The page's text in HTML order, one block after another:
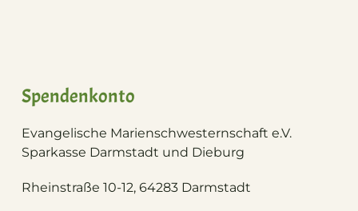
Spendenkonto
Evangelische Marienschwesternschaft e.V.
Sparkasse Darmstadt und Dieburg
Rheinstraße 10-12, 64283 Darmstadt